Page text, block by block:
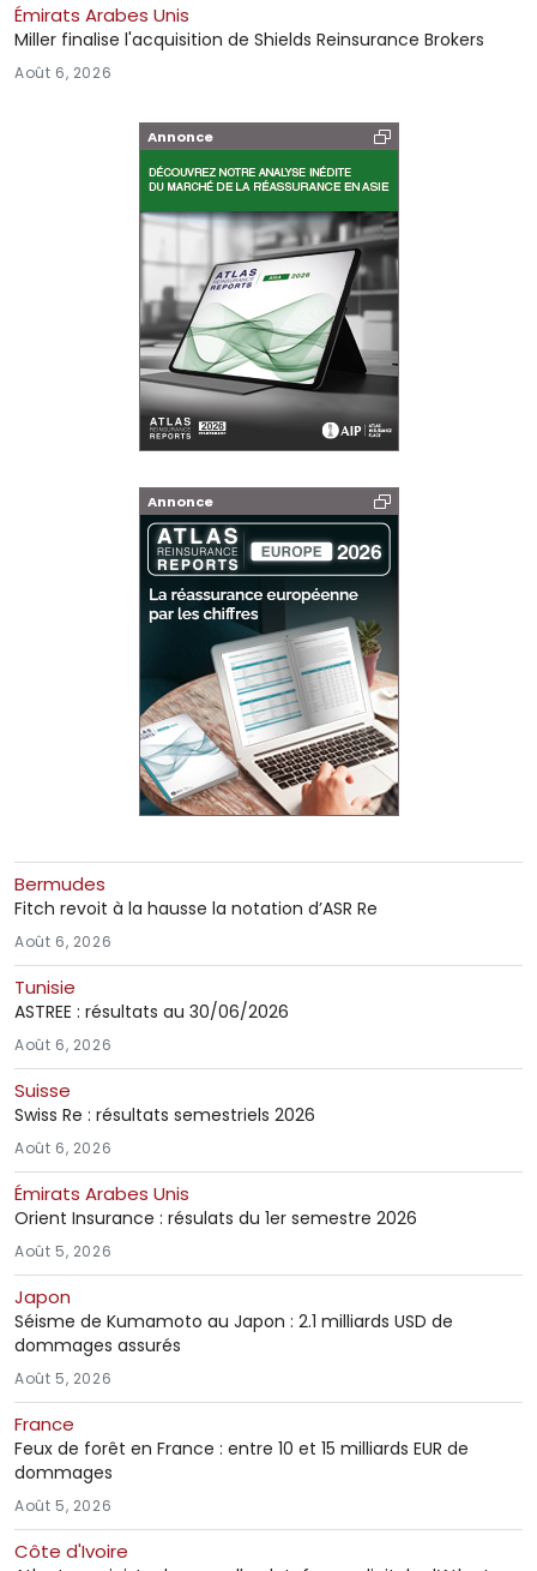
Émirats Arabes Unis
Miller finalise l'acquisition de Shields Reinsurance Brokers
Août 6, 2026
Annonce
Annonce
Bermudes
Fitch revoit à la hausse la notation d’ASR Re
Août 6, 2026
Tunisie
ASTREE : résultats au 30/06/2026
Août 6, 2026
Suisse
Swiss Re : résultats semestriels 2026
Août 6, 2026
Émirats Arabes Unis
Orient Insurance : résulats du 1er semestre 2026
Août 5, 2026
Japon
Séisme de Kumamoto au Japon : 2.1 milliards USD de
dommages assurés
Août 5, 2026
France
Feux de forêt en France : entre 10 et 15 milliards EUR de
dommages
Août 5, 2026
Côte d'Ivoire